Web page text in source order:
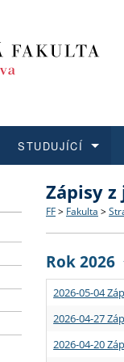
Struktura
Strategie
Podpora
Co
Učitelské
STUDUJÍCÍ
Rigorózní
O vědě a
Granty a
Aktuální
Zápisy
FF > Fakulta >
Rok 2026
2026-05-04
2026-04-27
2026-04-20